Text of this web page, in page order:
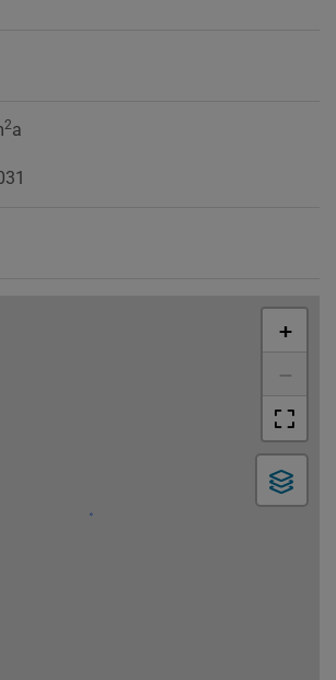
2a
+
−